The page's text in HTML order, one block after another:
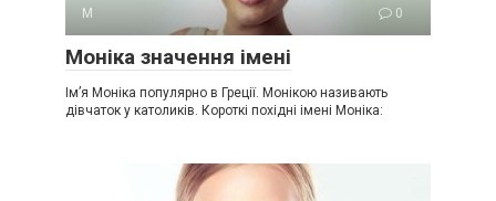
М 0
Моніка значення імені
Ім’я Моніка популярно в Греції. Монікою називають
дівчаток у католиків. Короткі похідні імені Моніка: